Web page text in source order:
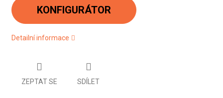
cena:
KONFIGURÁTOR
Detailní informace
ZEPTAT SE SDÍLET